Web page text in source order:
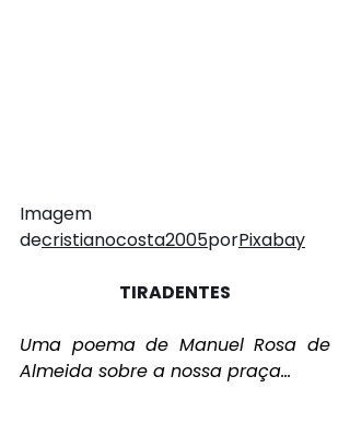
Imagem
decristianocosta2005porPixabay
TIRADENTES
Uma poema de Manuel Rosa de
Almeida sobre a nossa praça…